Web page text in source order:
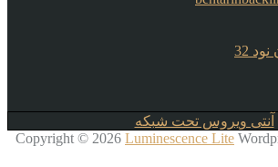
32
آنتی ویروس تحت شبکه
Copyright © 2026 Luminescence Lite